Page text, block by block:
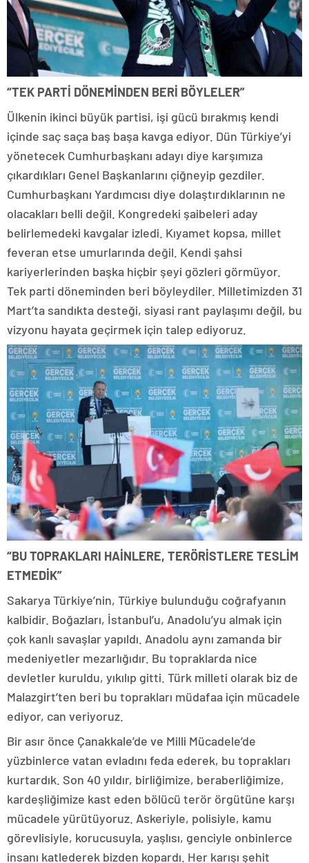
“TEK PARTİ DÖNEMİNDEN BERİ BÖYLELER”
Ülkenin ikinci büyük partisi, işi gücü bırakmış kendi
içinde saç saça baş başa kavga ediyor. Dün Türkiye’yi
yönetecek Cumhurbaşkanı adayı diye karşımıza
çıkardıkları Genel Başkanlarını çiğneyip gezdiler.
Cumhurbaşkanı Yardımcısı diye dolaştırdıklarının ne
olacakları belli değil. Kongredeki şaibeleri aday
belirlemedeki kavgalar izledi. Kıyamet kopsa, millet
feveran etse umurlarında değil. Kendi şahsi
kariyerlerinden başka hiçbir şeyi gözleri görmüyor.
Tek parti döneminden beri böyleydiler. Milletimizden 31
Mart’ta sandıkta desteği, siyasi rant paylaşımı değil, bu
vizyonu hayata geçirmek için talep ediyoruz.
“BU TOPRAKLARI HAİNLERE, TERÖRİSTLERE TESLİM
ETMEDİK”
Sakarya Türkiye’nin, Türkiye bulunduğu coğrafyanın
kalbidir. Boğazları, İstanbul’u, Anadolu’yu almak için
çok kanlı savaşlar yapıldı. Anadolu aynı zamanda bir
medeniyetler mezarlığıdır. Bu topraklarda nice
devletler kuruldu, yıkılıp gitti. Türk milleti olarak biz de
Malazgirt’ten beri bu toprakları müdafaa için mücadele
ediyor, can veriyoruz.
Bir asır önce Çanakkale’de ve Milli Mücadele’de
yüzbinlerce vatan evladını feda ederek, bu toprakları
kurtardık. Son 40 yıldır, birliğimize, beraberliğimize,
kardeşliğimize kast eden bölücü terör örgütüne karşı
mücadele yürütüyoruz. Askeriyle, polisiyle, kamu
görevlisiyle, korucusuyla, yaşlısı, genciyle onbinlerce
insanı katlederek bizden kopardı. Her karışı şehit